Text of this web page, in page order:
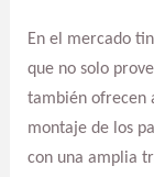
En el mercado
que no solo
también ofrecen
montaje de los
con una amplia